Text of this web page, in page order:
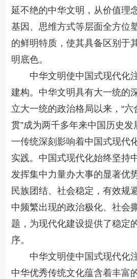
延不绝的中华文明，从价值理
基因、思维方式等层面全方位
的鲜明特质，使其具备区别于
明底色。
中华文明使中国式现代化
建构。中华文明具有大一统的
立大一统的政治格局以来，“
贯”成为两千多年来中国历史
一传统深刻影响着中国式现代
实践。中国式现代化始终坚持
发挥集中力量办大事的显著优
民族团结、社会稳定，有效规
中频繁出现的政治极化、社会
题，为现代化建设提供了稳定
序。
中华文明使中国式现代化注
中华优秀传统文化蕴含着丰富